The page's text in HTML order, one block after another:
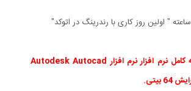
- همراه با نسخه کامل نرم افزار نرم افزار Autodesk Autocad